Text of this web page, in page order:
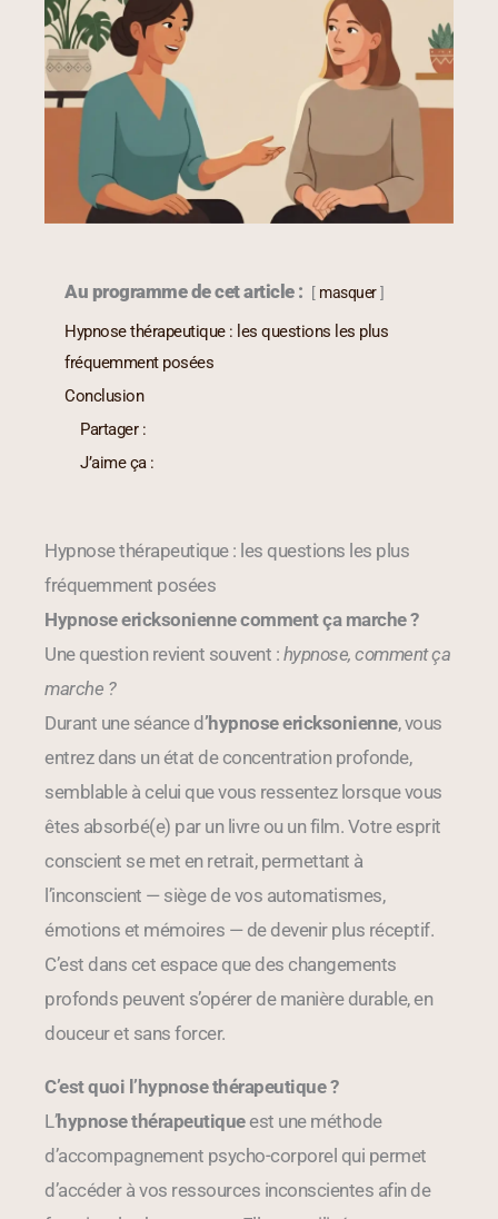
Au programme de cet article : masquer
Hypnose thérapeutique : les questions les plus
fréquemment posées
Conclusion
Partager :
J’aime ça :
Hypnose thérapeutique : les questions les plus
fréquemment posées
Hypnose ericksonienne comment ça marche ?
Une question revient souvent : hypnose, comment ça
marche ?
Durant une séance d’hypnose ericksonienne, vous
entrez dans un état de concentration profonde,
semblable à celui que vous ressentez lorsque vous
êtes absorbé(e) par un livre ou un film. Votre esprit
conscient se met en retrait, permettant à
l’inconscient — siège de vos automatismes,
émotions et mémoires — de devenir plus réceptif.
C’est dans cet espace que des changements
profonds peuvent s’opérer de manière durable, en
douceur et sans forcer.
C’est quoi l’hypnose thérapeutique ?
L’hypnose thérapeutiqueest une méthode
d’accompagnement psycho-corporel qui permet
d’accéder à vos ressources inconscientes afin de